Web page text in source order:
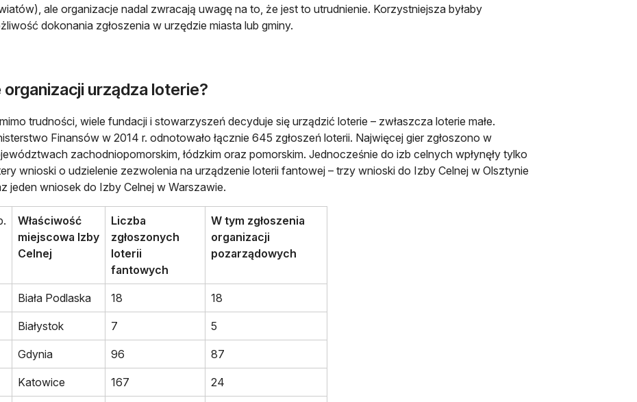
ale organizacje nadal zwracają uwagę na to, że jest to utrudnienie. Korzystniejsza byłaby
dokonania zgłoszenia w urzędzie miasta lub gminy.
organizacji urządza loterie?
trudności, wiele fundacji i stowarzyszeń decyduje się urządzić loterie – zwłaszcza loterie małe.
Finansów w 2014 r. odnotowało łącznie 645 zgłoszeń loterii. Najwięcej gier zgłoszono w
zachodniopomorskim, łódzkim oraz pomorskim. Jednocześnie do izb celnych wpłynęły tylko
wnioski o udzielenie zezwolenia na urządzenie loterii fantowej – trzy wnioski do Izby Celnej w Olsztynie
jeden wniosek do Izby Celnej w Warszawie.
Właściwość
miejscowa Izby
Celnej
Liczba
zgłoszonych
loterii
fantowych
W tym zgłoszenia
organizacji
pozarządowych
Biała Podlaska 18 18
Białystok 7 5
Gdynia 96 87
Katowice 167 24